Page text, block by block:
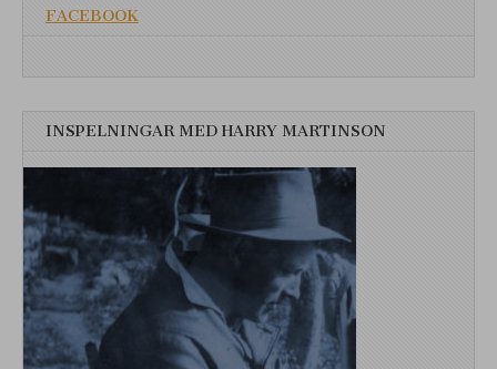
FACEBOOK
INSPELNINGAR MED HARRY MARTINSON